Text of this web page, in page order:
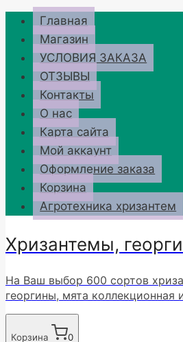
Перейти
содержимому
Главная
Магазин
УСЛОВИЯ ЗАКАЗА
ОТЗЫВЫ
Контакты
О нас
Карта сайта
Мой аккаунт
Оформление заказа
Корзина
Агротехника хризантем
Хризантемы,
На Ваш выбор 600 сортов
георгины, мята
Корзина 0